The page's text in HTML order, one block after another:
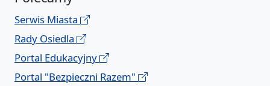
Serwis Miasta
Rady Osiedla
Portal Edukacyjny
Portal "Bezpieczni Razem"